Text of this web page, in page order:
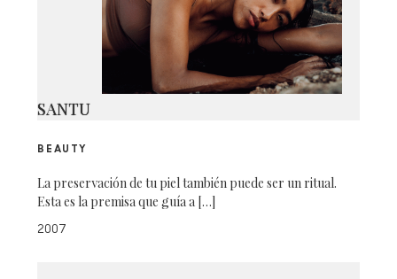
SANTU
BEAUTY
La preservación de tu piel también puede ser un ritual.
Esta es la premisa que guía a […]
2007